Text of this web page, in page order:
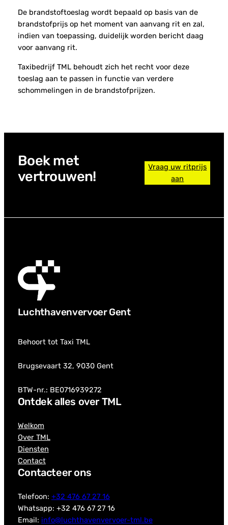
De brandstoftoeslag wordt bepaald op basis van de
brandstofprijs op het moment van aanvang rit en zal,
indien van toepassing, duidelijk worden bericht daag
voor aanvang rit.
Taxibedrijf TML behoudt zich het recht voor deze
toeslag aan te passen in functie van verdere
schommelingen in de brandstofprijzen.
Boek met
vertrouwen!
Vraag uw ritprijs
aan
Luchthavenvervoer Gent
Behoort tot Taxi TML
Brugsevaart 32, 9030 Gent
BTW-nr.: BE0716939272
Ontdek alles over TML
Welkom
Over TML
Diensten
Contact
Contacteer ons
Telefoon: +32 476 67 27 16
Whatsapp: +32 476 67 27 16
Email: info@luchthavenvervoer-tml.be